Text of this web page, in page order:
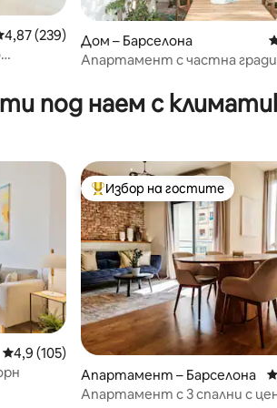
оценка: 4,87 от 5, 239 отзива
4,87 (239)
Дом – Барселона
Апартамент с частна
под наем с
Средна оценка: 4,9 от 5, 105 отзива
4,9 (105)
Най-популярен избор на
Избор на гостите
Апартамент – Барселона
Апартамент с 3 спални с